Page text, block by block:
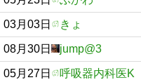
03月03日 きょ
08月30日 jump@3
05月27日 呼吸器内科医K